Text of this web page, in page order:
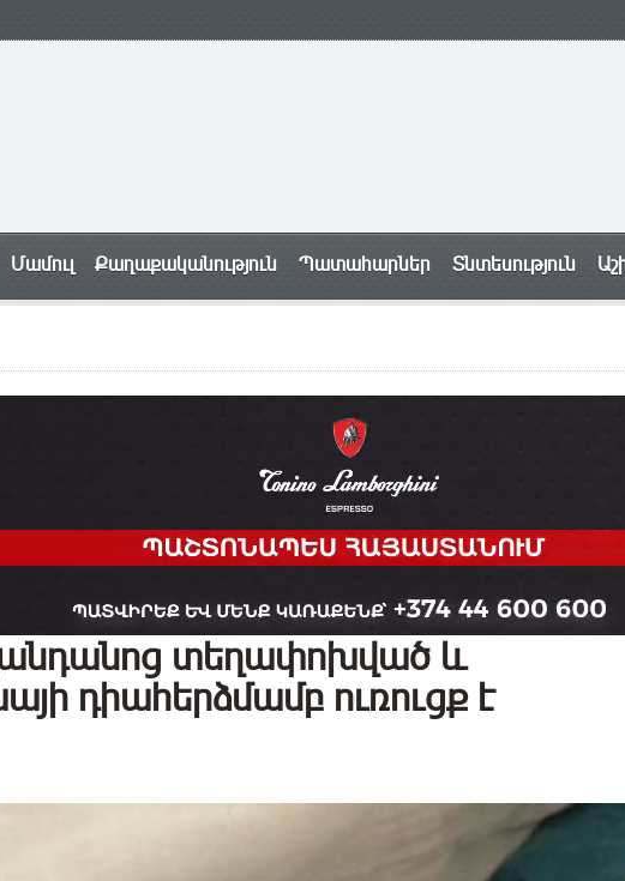
Մամուլ Քաղաքականություն Պատահարներ Տնտեսություն
տեղափոխված և
դիահերձմամբ ուռուցք է